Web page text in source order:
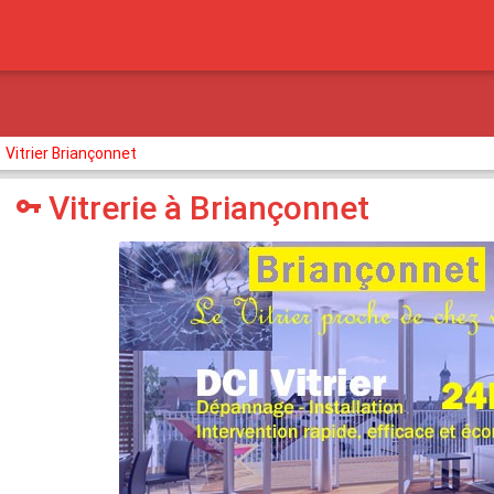
Vitrier Briançonnet
 Vitrerie à Briançonnet